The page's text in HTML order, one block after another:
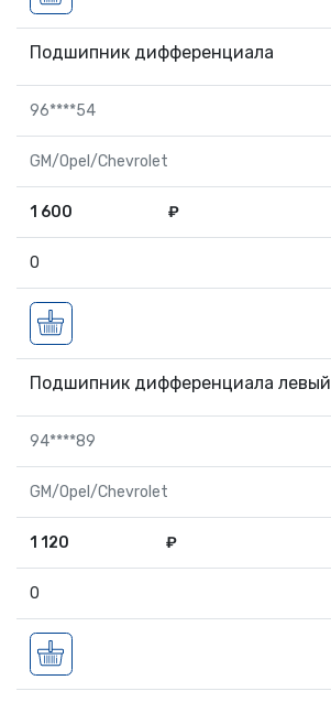
Подшипник дифференциала
96****54
GM/Opel/Chevrolet
1 600 ₽
0
Подшипник дифференциала левый
94****89
GM/Opel/Chevrolet
1 120 ₽
0